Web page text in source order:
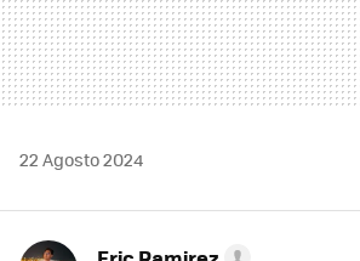
22 Agosto 2024